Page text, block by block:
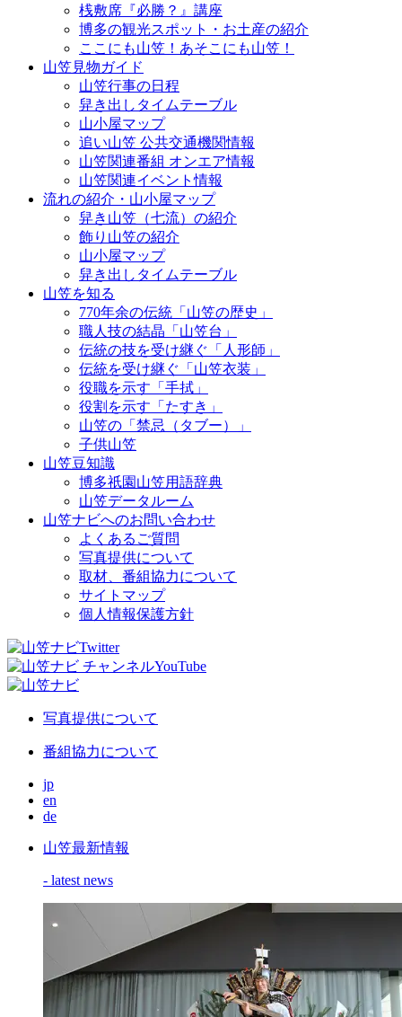
桟敷席『必勝？』講座
博多の観光スポット・お土産の紹介
ここにも山笠！あそこにも山笠！
山笠見物ガイド
山笠行事の日程
舁き出しタイムテーブル
山小屋マップ
追い山笠 公共交通機関情報
山笠関連番組 オンエア情報
山笠関連イベント情報
流れの紹介・山小屋マップ
舁き山笠（七流）の紹介
飾り山笠の紹介
山小屋マップ
舁き出しタイムテーブル
山笠を知る
770年余の伝統「山笠の歴史」
職人技の結晶「山笠台」
伝統の技を受け継ぐ「人形師」
伝統を受け継ぐ「山笠衣装」
役職を示す「手拭」
役割を示す「たすき」
山笠の「禁忌（タブー）」
子供山笠
山笠豆知識
博多祇園山笠用語辞典
山笠データルーム
山笠ナビへのお問い合わせ
よくあるご質問
写真提供について
取材、番組協力について
サイトマップ
個人情報保護方針
写真提供について
番組協力について
jp
en
de
山笠最新情報
- latest news